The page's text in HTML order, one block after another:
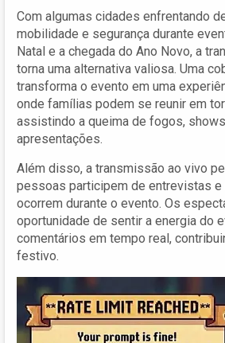
Com algumas cidades enfrentando
mobilidade e segurança durante
Natal e a chegada do Ano Novo, a
torna uma alternativa valiosa. Uma
transforma o evento em uma
onde famílias podem se reunir em
assistindo a queima de fogos,
apresentações.
Além disso, a transmissão ao vivo
pessoas participem de entrevistas e
ocorrem durante o evento. Os
oportunidade de sentir a energia do
comentários em tempo real,
festivo.